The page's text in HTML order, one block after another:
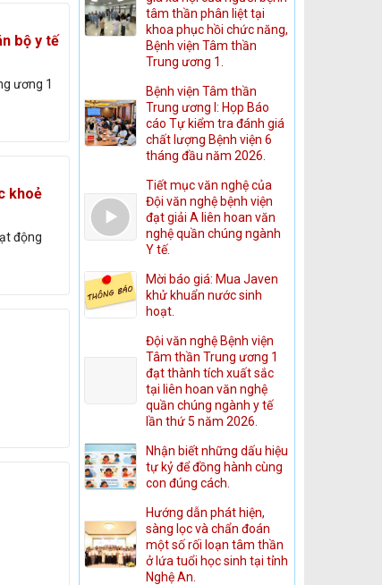
bộ y tế
ương 1
khoẻ
động
tâm thần phân liệt tại
khoa phục hồi chức năng,
Bệnh viện Tâm thần
Trung ương 1.
Bệnh viện Tâm thần
Trung ương I: Họp Báo
cáo Tự kiểm tra đánh giá
chất lượng Bệnh viện 6
tháng đầu năm 2026.
Tiết mục văn nghệ của
Đội văn nghệ bệnh viện
đạt giải A liên hoan văn
nghệ quần chúng ngành
Y tế.
Mời báo giá: Mua Javen
khử khuẩn nước sinh
hoạt.
Đội văn nghệ Bệnh viện
Tâm thần Trung ương 1
đạt thành tích xuất sắc
tại liên hoan văn nghệ
quần chúng ngành y tế
lần thứ 5 năm 2026.
Nhận biết những dấu hiệu
tự kỷ để đồng hành cùng
con đúng cách.
Hướng dẫn phát hiện,
sàng lọc và chẩn đoán
một số rối loạn tâm thần
ở lứa tuổi học sinh tại tỉnh
Nghệ An.